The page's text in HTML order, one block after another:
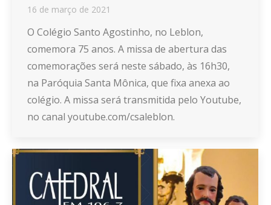
16 de março de 2021
O Colégio Santo Agostinho, no Leblon,
comemora 75 anos. A missa de abertura das
comemorações será neste sábado, às 16h30,
na Paróquia Santa Mônica, que fixa anexa ao
colégio. A missa será transmitida pelo Youtube,
no canal youtube.com/csaleblon.